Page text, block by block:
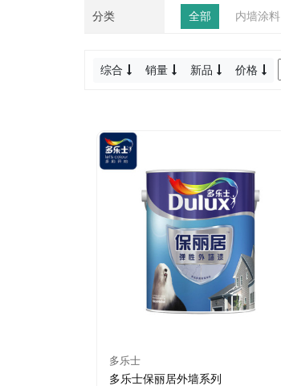
分类 全部 内墙涂料
综合 销量 新品 价格
多乐士
多乐士保丽居外墙系列